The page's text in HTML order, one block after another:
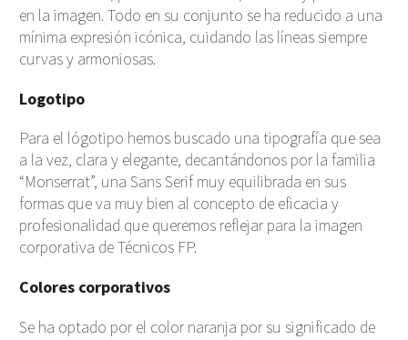
en la imagen. Todo en su conjunto se ha reducido a una
mínima expresión icónica, cuidando las líneas siempre
curvas y armoniosas.
Logotipo
Para el lógotipo hemos buscado una tipografía que sea
a la vez, clara y elegante, decantándonos por la familia
“Monserrat”, una Sans Serif muy equilibrada en sus
formas que va muy bien al concepto de eficacia y
profesionalidad que queremos reflejar para la imagen
corporativa de Técnicos FP.
Colores corporativos
Se ha optado por el color naranja por su significado de